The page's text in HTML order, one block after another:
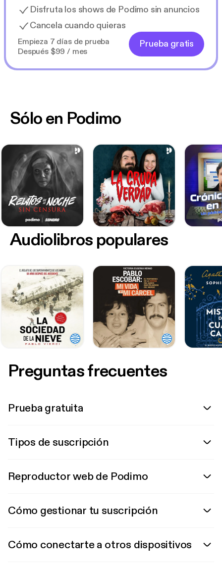
Disfruta los shows de Podimo sin anuncios
Cancela cuando quieras
Empieza 7 días de prueba
Después $99 / mes
Prueba gratis
Sólo en Podimo
Audiolibros populares
Preguntas frecuentes
Prueba gratuita
Tipos de suscripción
Reproductor web de Podimo
Cómo gestionar tu suscripción
Cómo conectarte a otros dispositivos